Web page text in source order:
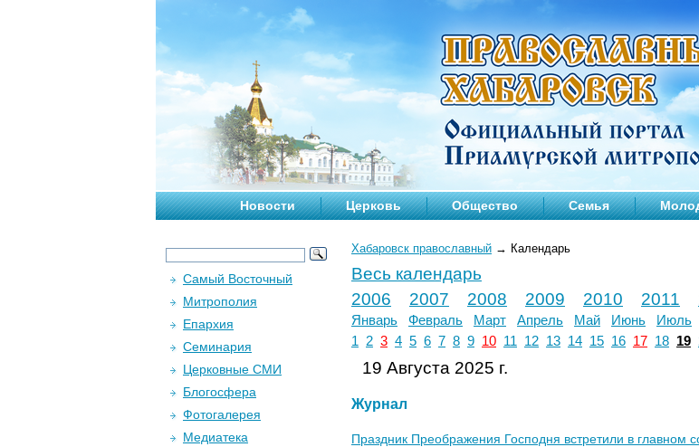
Новости Церковь Общество Семья
Хабаровск православный → Календарь
Весь календарь
2006
2007 2008 2009 2010 2011
Январь Февраль Март Апрель Май Июнь Июль
1
2 3 4 5 6 7 8 9 10 11 12 13 14 15 16 17 18 19
19 Августа 2025 г.
Журнал
Праздник Преображения Господня встретили в главном
Самый Восточный
Митрополия
Епархия
Семинария
Церковные СМИ
Блогосфера
Фотогалерея
Медиатека